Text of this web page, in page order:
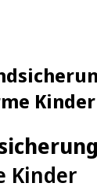
Kinder
Kinder